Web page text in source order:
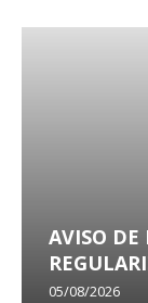
AVISO DE
05/08/2026